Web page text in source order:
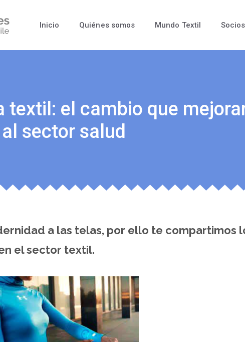
Inicio Quiénes somos Mundo Textil Socios
textil: el cambio que
al sector salud
a las telas, por ello te compartimos
el sector textil.